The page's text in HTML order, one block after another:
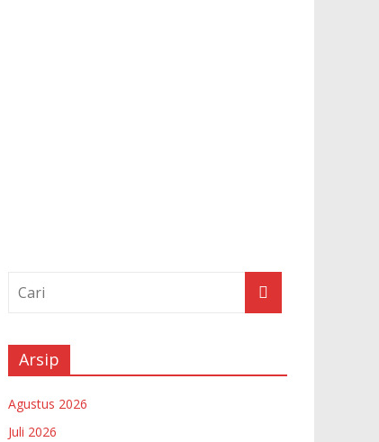
Arsip
Agustus 2026
Juli 2026